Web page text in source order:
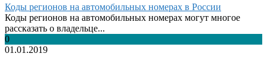
Коды регионов на автомобильных номерах в России
Коды регионов на автомобильных номерах могут многое
рассказать о владельце...
0
01.01.2019